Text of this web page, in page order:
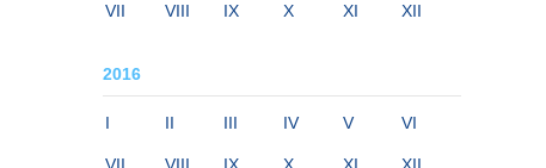
VII VIII IX X XI XII
2016
I II III IV V VI